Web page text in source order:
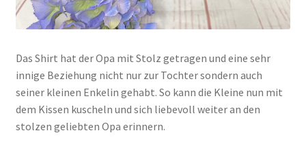
Das Shirt hat der Opa mit Stolz getragen und eine sehr
innige Beziehung nicht nur zur Tochter sondern auch
seiner kleinen Enkelin gehabt. So kann die Kleine nun mit
dem Kissen kuscheln und sich liebevoll weiter an den
stolzen geliebten Opa erinnern.